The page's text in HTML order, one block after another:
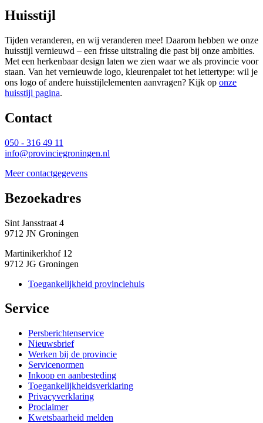
Huisstijl
Tijden veranderen, en wij veranderen mee! Daarom hebben we onze
huisstijl vernieuwd – een frisse uitstraling die past bij onze ambities.
Met een herkenbaar design laten we zien waar we als provincie voor
staan. Van het vernieuwde logo, kleurenpalet tot het lettertype: wil je
ons logo of andere huisstijlelementen aanvragen? Kijk op onze
huisstijl pagina.
Contact
050 - 316 49 11
info@provinciegroningen.nl
Meer contactgegevens
Bezoekadres
Sint Jansstraat 4
9712 JN Groningen
Martinikerkhof 12
9712 JG Groningen
Toegankelijkheid provinciehuis
Service
Persberichtenservice
Nieuwsbrief
Werken bij de provincie
Servicenormen
Inkoop en aanbesteding
Toegankelijkheidsverklaring
Privacyverklaring
Proclaimer
Kwetsbaarheid melden